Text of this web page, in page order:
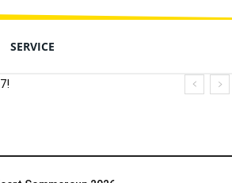
SERVICE